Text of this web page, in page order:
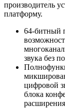
производитель
платформу.
64-битный
звука без
цифровой
блока